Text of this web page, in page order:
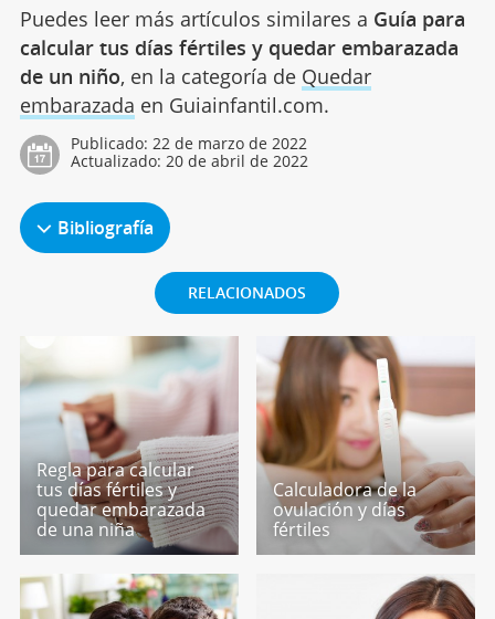
Puedes leer más artículos similares a Guía para
calcular tus días fértiles y quedar embarazada
de un niño, en la categoría de Quedar
embarazada en Guiainfantil.com.
Publicado: 22 de marzo de 2022
Actualizado: 20 de abril de 2022
Bibliografía
RELACIONADOS
Regla para calcular
tus días fértiles y
quedar embarazada
de una niña
Calculadora de la
ovulación y días
fértiles